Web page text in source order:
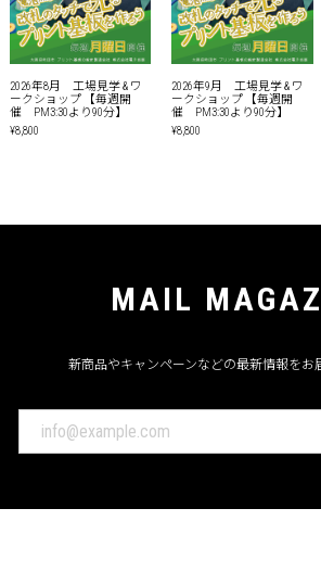
2026年8月 工場見学 & ワ
ークショップ 【毎週開
催 PM3:30より90分】
¥8,800
2026年9月 工場見学 & ワ
ークショップ 【毎週開
催 PM3:30より90分】
¥8,800
MAIL
新商品やキャンペーンなどの最新情報をお